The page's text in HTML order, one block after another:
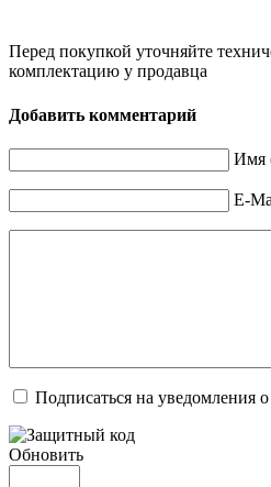
Перед покупкой уточняйте
комплектацию у продавца
Добавить комментарий
Имя
E-
Подписаться на уведомления
Обновить